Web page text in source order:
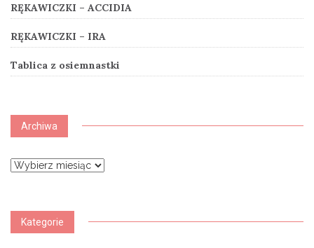
RĘKAWICZKI – ACCIDIA
RĘKAWICZKI – IRA
Tablica z osiemnastki
Archiwa
Archiwa
Kategorie